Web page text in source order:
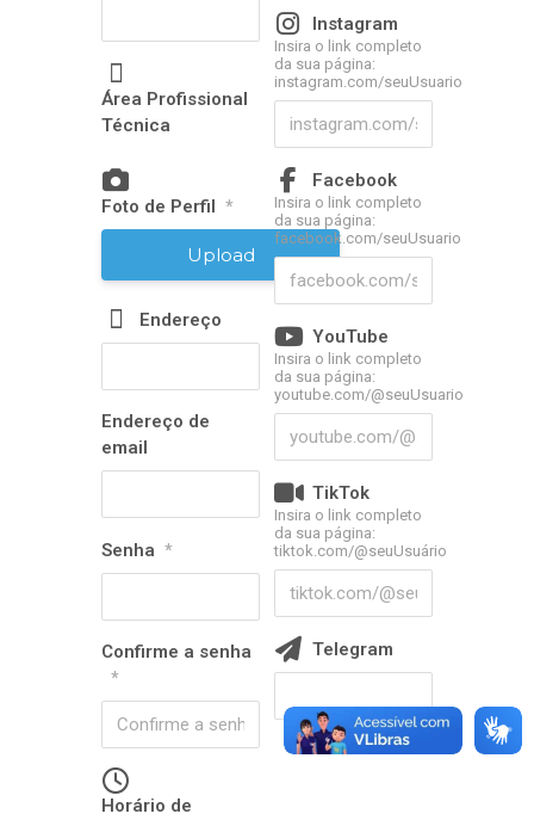
Área Profissional
Técnica
Foto de Perfil *
Upload
Endereço
Endereço de
email
Senha *
Confirme a senha
*
Horário de
Instagram
Insira o link completo
da sua página:
instagram.com/seuUsuario
Facebook
Insira o link completo
da sua página:
facebook.com/seuUsuario
YouTube
Insira o link completo
da sua página:
youtube.com/@seuUsuario
TikTok
Insira o link completo
da sua página:
tiktok.com/@seuUsuário
Telegram